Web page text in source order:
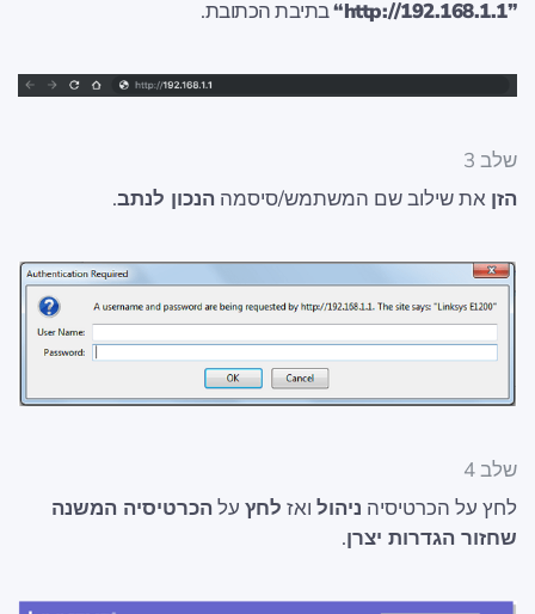
”http://192.168.1.1“ בתיבת הכתובת.
שלב 3
הזן את שילוב שם המשתמש/סיסמה הנכון לנתב.
שלב 4
לחץ על הכרטיסיה ניהול ואז לחץ עלהכרטיסיה המשנה
שחזור הגדרות יצרן.